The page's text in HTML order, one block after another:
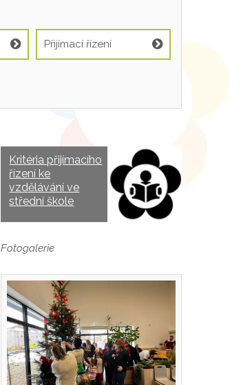
Přijímací řízení
Kritéria přijímacího
řízení ke
vzdělávání ve
střední škole
Fotogalerie